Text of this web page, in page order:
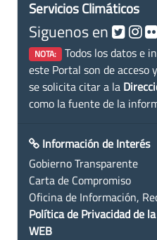
Servicios Climáticos
Siguenos en
NOTA: Todos los datos e
este Portal son de acceso
se solicita citar a la
como la fuente de la
Información de Interés
Gobierno Transparente
Carta de Compromiso
Oficina de Información,
Política de Privacidad de
WEB